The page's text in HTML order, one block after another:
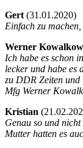
Gert (31.01.2020)
Einfach zu
Werner
Ich habe es schon
lecker und habe es
zu DDR Zeiten und
Mfg Werner
Kristian (
Genau so und
Mutter hatten es